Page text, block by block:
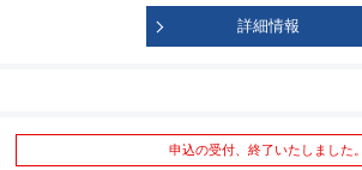
詳細情報
申込の受付、終了いたしました。